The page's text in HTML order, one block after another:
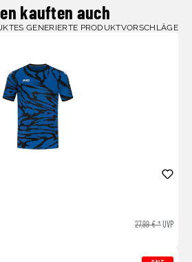
kauften auch
GENERIERTE PRODUKTVORSCHLÄGE
27,99 € *UVP